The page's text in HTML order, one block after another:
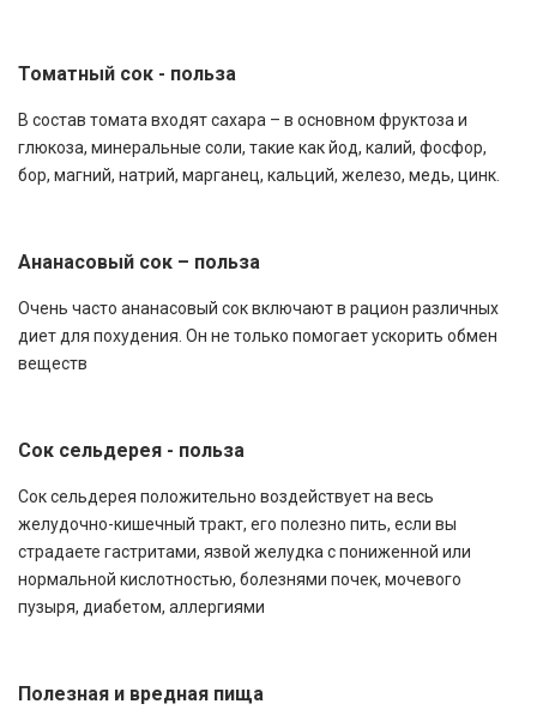
Томатный сок - польза
В состав томата входят сахара – в основном фруктоза и
глюкоза, минеральные соли, такие как йод, калий, фосфор,
бор, магний, натрий, марганец, кальций, железо, медь, цинк.
Ананасовый сок – польза
Очень часто ананасовый сок включают в рацион различных
диет для похудения. Он не только помогает ускорить обмен
веществ
Сок сельдерея - польза
Сок сельдерея положительно воздействует на весь
желудочно-кишечный тракт, его полезно пить, если вы
страдаете гастритами, язвой желудка с пониженной или
нормальной кислотностью, болезнями почек, мочевого
пузыря, диабетом, аллергиями
Полезная и вредная пища